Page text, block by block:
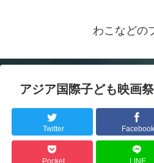
わこなどの
アジア国際子ども映画
Twitter Facebook
Pocket LINE